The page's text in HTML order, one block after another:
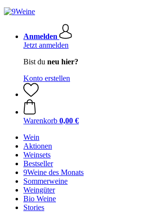
Anmelden
Jetzt anmelden
Bist du neu hier?
Konto erstellen
Warenkorb 0,00 €
Wein
Aktionen
Weinsets
Bestseller
9Weine des Monats
Sommerweine
Weingüter
Bio Weine
Stories